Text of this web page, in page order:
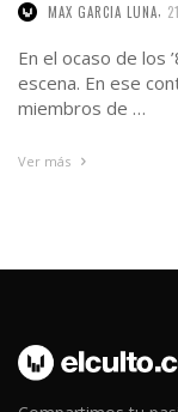
MAX GARCIA LUNA
En el ocaso de los
escena. En ese
miembros de …
Ver más